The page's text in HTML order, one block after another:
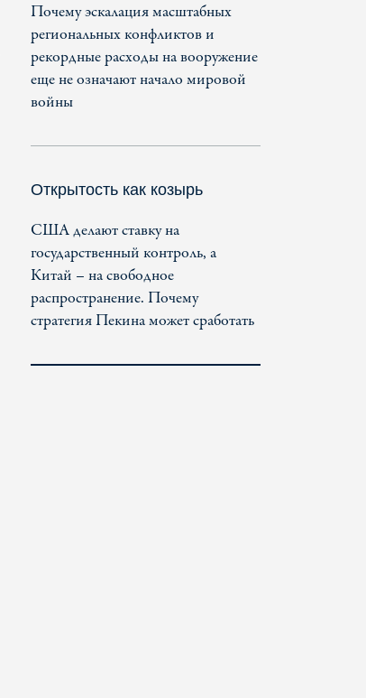
Почему эскалация масштабных
региональных конфликтов и
рекордные расходы на вооружение
еще не означают начало мировой
войны
Открытость как козырь
США делают ставку на
государственный контроль, а
Китай – на свободное
распространение. Почему
стратегия Пекина может сработать